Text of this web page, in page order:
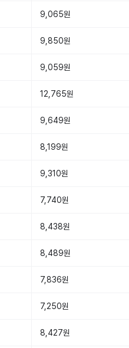
9,065원
9,850원
9,059원
12,765원
9,649원
8,199원
9,310원
7,740원
8,438원
8,489원
7,836원
7,250원
8,427원